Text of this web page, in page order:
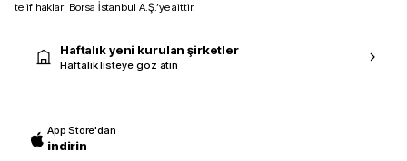
telif hakları Borsa İstanbul A.Ş.’ye aittir.
Haftalık yeni kurulan şirketler
Haftalık listeye göz atın
App Store'dan
indirin